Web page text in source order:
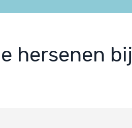
hersenen bij